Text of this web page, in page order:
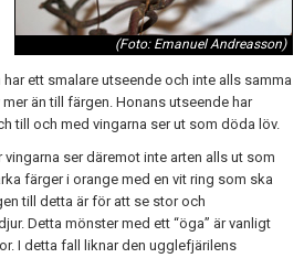
(Foto: Emanuel Andreasson)
ett smalare utseende och inte alls samma
än till färgen. Honans utseende har
till och med vingarna ser ut som döda löv.
ser däremot inte arten alls ut som
färger i orange med en vit ring som ska
till detta är för att se stor och
Detta mönster med ett “öga” är vanligt
I detta fall liknar den ugglefjärilens